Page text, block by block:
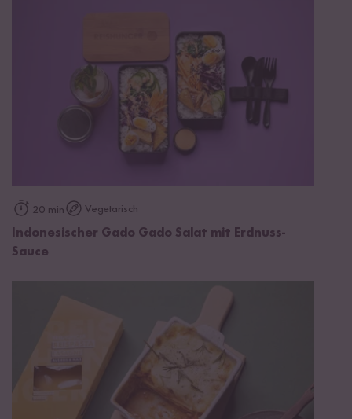
20 min Vegetarisch
Indonesischer Gado Gado Salat mit Erdnuss-
Sauce